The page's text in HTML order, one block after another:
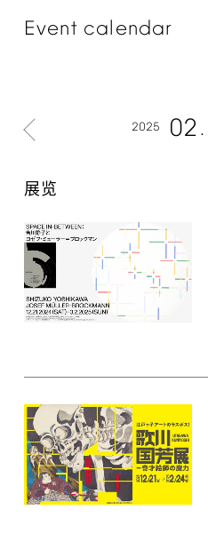
Event calendar
2025 02
展览